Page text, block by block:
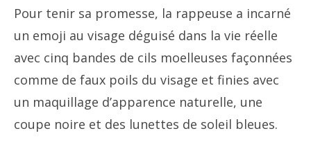
Pour tenir sa promesse, la rappeuse a incarné
un emoji au visage déguisé dans la vie réelle
avec cinq bandes de cils moelleuses façonnées
comme de faux poils du visage et finies avec
un maquillage d’apparence naturelle, une
coupe noire et des lunettes de soleil bleues.